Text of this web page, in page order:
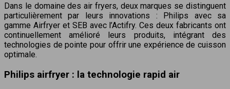
Dans le domaine des air fryers, deux marques se distinguent
particulièrement par leurs innovations : Philips avec sa
gamme Airfryer et SEB avec l’Actifry. Ces deux fabricants ont
continuellement amélioré leurs produits, intégrant des
technologies de pointe pour offrir une expérience de cuisson
optimale.
Philips airfryer : la technologie rapid air